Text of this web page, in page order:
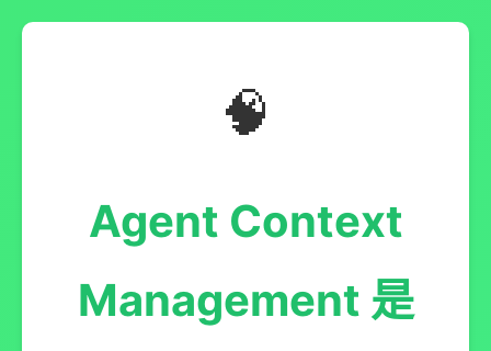
🧠
Agent Context
Management 是